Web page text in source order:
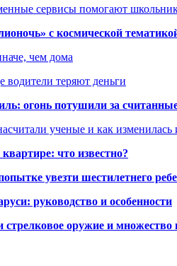
сервисы помогают
с космической
чем дома
водители теряют деньги
огонь потушили за
ученые и как изменилась
что известно?
увезти шестилетнего
руководство и особенности
оружие и множество